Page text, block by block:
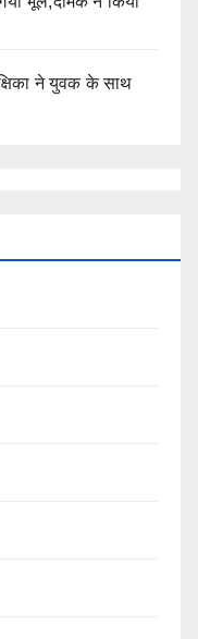
ने युवक के साथ